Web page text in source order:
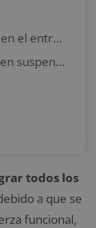
Implementos utilizados en el entrenamiento funcional
TRX (entrenamieno en suspensión)
todos los
a que se
funcional,